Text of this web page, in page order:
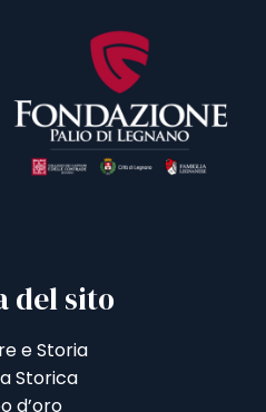
del sito
e Storia
Storica
d’oro